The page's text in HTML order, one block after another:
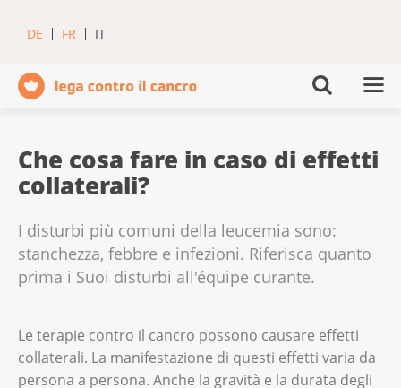
DE FR IT
Che cosa fare in caso di effetti
collaterali?
I disturbi più comuni della leucemia sono:
stanchezza, febbre e infezioni. Riferisca quanto
prima i Suoi disturbi all'équipe curante.
Le terapie contro il cancro possono causare effetti
collaterali. La manifestazione di questi effetti varia da
persona a persona. Anche la gravità e la durata degli